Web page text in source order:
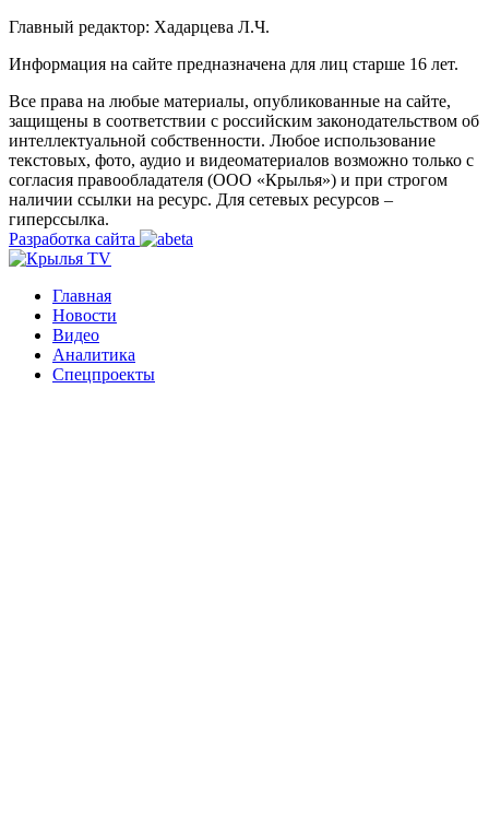
Главный редактор: Хадарцева Л.Ч.
Информация на сайте предназначена для лиц старше 16 лет.
Все права на любые материалы, опубликованные на сайте,
защищены в соответствии с российским законодательством об
интеллектуальной собственности. Любое использование
текстовых, фото, аудио и видеоматериалов возможно только с
согласия правообладателя (ООО «Крылья») и при строгом
наличии ссылки на ресурс. Для сетевых ресурсов –
гиперссылка.
Разработка сайта
Главная
Новости
Видео
Аналитика
Спецпроекты